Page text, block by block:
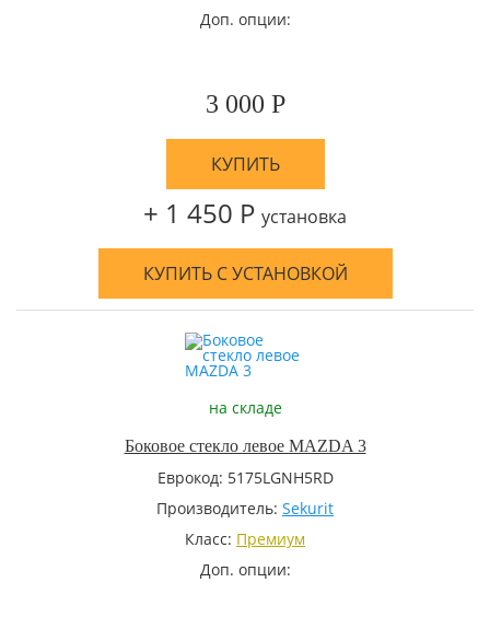
Доп. опции:
3 000 Р
КУПИТЬ
+ 1 450 Р установка
КУПИТЬ С УСТАНОВКОЙ
на складе
Боковое стекло левое MAZDA 3
Еврокод: 5175LGNH5RD
Производитель: Sekurit
Класс: Премиум
Доп. опции: